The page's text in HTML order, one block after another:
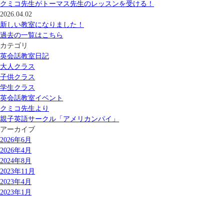
クミコ先生がトーマス先生のレッスンを受ける！
2026.04.02
新しい教室になりました！
過去の一覧はこちら
カテゴリ
英会話教室日記
大人クラス
子供クラス
学生クラス
英会話教室イベント
クミコ先生より
親子英語サークル「アメリカンパイ」
アーカイブ
2026年6月
2026年4月
2024年8月
2023年11月
2023年4月
2023年1月